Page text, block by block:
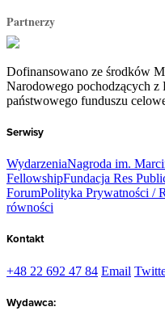
Partnerzy
Dofinansowano ze środków
Narodowego pochodzących
państwowego funduszu
Serwisy
WydarzeniaNagroda im.
FellowshipFundacja Res
ForumPolityka Prywatności /
równości
Kontakt
+48 22 692 47 84 Email
Wydawca: